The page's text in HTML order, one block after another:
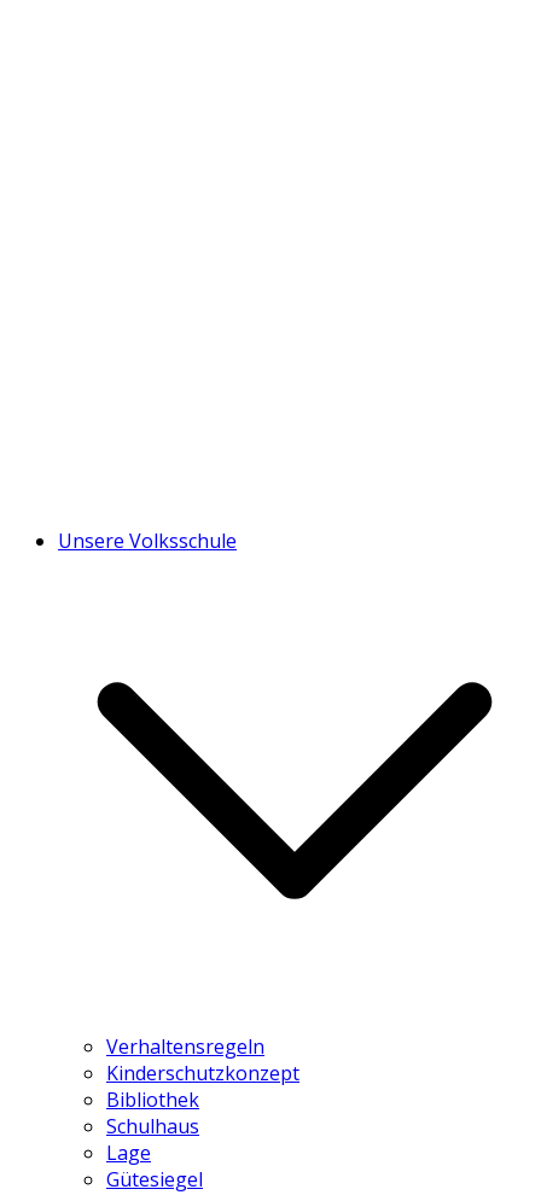
Unsere Volksschule
Verhaltensregeln
Kinderschutzkonzept
Bibliothek
Schulhaus
Lage
Gütesiegel